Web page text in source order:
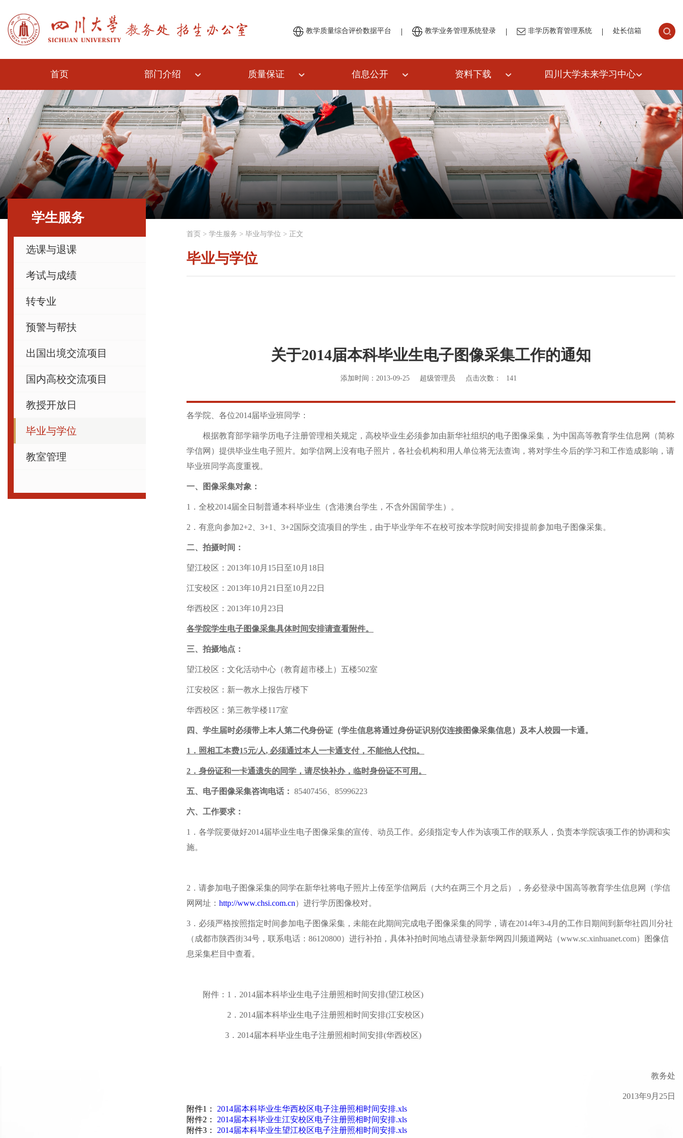
教学质量综合评价数据平台 | 教学业务管理系统登录 | 非学历教育管理系统 | 处长信箱
首页 部门介绍 质量保证 信息公开 资料下载 四川大学未来学习中心
学生服务
选课与退课
考试与成绩
转专业
预警与帮扶
出国出境交流项目
国内高校交流项目
教授开放日
毕业与学位
教室管理
首页 > 学生服务 > 毕业与学位 > 正文
毕业与学位
关于2014届本科毕业生电子图像采集工作的通知
添加时间：2013-09-25 超级管理员 点击次数： 141
各学院、各位2014届毕业班同学：
根据教育部学籍学历电子注册管理相关规定，高校毕业生必须参加由新华社组织的电子图像采集，为中国高等教育学生信息网（简称
学信网）提供毕业生电子照片。如学信网上没有电子照片，各社会机构和用人单位将无法查询，将对学生今后的学习和工作造成影响，请
毕业班同学高度重视。
一、图像采集对象：
1．全校2014届全日制普通本科毕业生（含港澳台学生，不含外国留学生）。
2．有意向参加2+2、3+1、3+2国际交流项目的学生，由于毕业学年不在校可按本学院时间安排提前参加电子图像采集。
二、拍摄时间：
望江校区：2013年10月15日至10月18日
江安校区：2013年10月21日至10月22日
华西校区：2013年10月23日
各学院学生电子图像采集具体时间安排请查看附件。
三、拍摄地点：
望江校区：文化活动中心（教育超市楼上）五楼502室
江安校区：新一教水上报告厅楼下
华西校区：第三教学楼117室
四、学生届时必须带上本人第二代身份证（学生信息将通过身份证识别仪连接图像采集信息）及本人校园一卡通。
1 ．照相工本费15元/人, 必须通过本人一卡通支付，不能他人代扣。
2 ．身份证和一卡通遗失的同学，请尽快补办，临时身份证不可用。
五、电子图像采集咨询电话： 85407456、85996223
六、工作要求：
1．各学院要做好2014届毕业生电子图像采集的宣传、动员工作。必须指定专人作为该项工作的联系人，负责本学院该项工作的协调和实
施。
2．请参加电子图像采集的同学在新华社将电子照片上传至学信网后（大约在两三个月之后），务必登录中国高等教育学生信息网（学信
网网址： http://www.chsi.com.cn）进行学历图像校对。
3．必须严格按照指定时间参加电子图像采集，未能在此期间完成电子图像采集的同学，请在2014年3-4月的工作日期间到新华社四川分社
（成都市陕西街34号，联系电话：86120800）进行补拍，具体补拍时间地点请登录新华网四川频道网站（www.sc.xinhuanet.com）图像信
息采集栏目中查看。
附件：1．2014届本科毕业生电子注册照相时间安排(望江校区)
2．2014届本科毕业生电子注册照相时间安排(江安校区)
3．2014届本科毕业生电子注册照相时间安排(华西校区)
教务处
2013年9月25日
附件1：
2014届本科毕业生华西校区电子注册照相时间安排.xls
附件2：
2014届本科毕业生江安校区电子注册照相时间安排.xls
附件3：
2014届本科毕业生望江校区电子注册照相时间安排.xls